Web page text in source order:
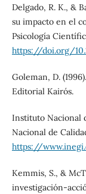
Delgado, R. K., &
su impacto en el
Psicología
https://doi.org/
Goleman, D.
Editorial Kairós.
Instituto Nacional
Nacional de
https://
Kemmis, S., &
investigación-